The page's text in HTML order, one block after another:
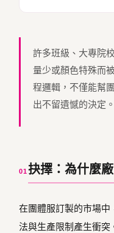
許多班級、大專院
量少或顏色特殊而
程邏輯，不僅能幫
出不留遺憾的決定。
01抉擇：為什麼
在團體服訂製的市場中
法與生產限制產生衝突